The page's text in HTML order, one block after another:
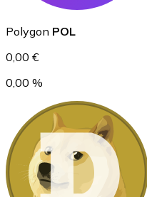
Ethereum
ETH
Polygon POL
0,00 €
0,00 %